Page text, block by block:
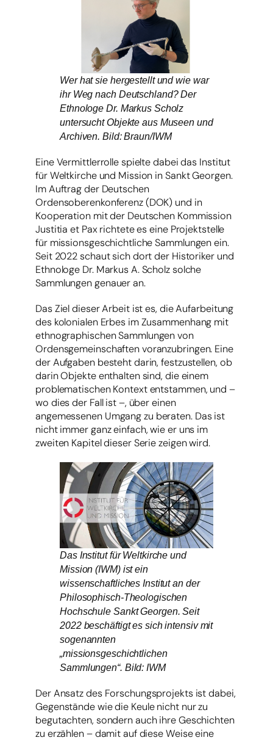
Wer hat sie hergestellt und wie war
ihr Weg nach Deutschland? Der
Ethnologe Dr. Markus Scholz
untersucht Objekte aus Museen und
Archiven. Bild: Braun/IWM
Eine Vermittlerrolle spielte dabei das Institut
für Weltkirche und Mission in Sankt Georgen.
Im Auftrag der Deutschen
Ordensoberenkonferenz (DOK) und in
Kooperation mit der Deutschen Kommission
Justitia et Pax richtete es eine Projektstelle
für missionsgeschichtliche Sammlungen ein.
Seit 2022 schaut sich dort der Historiker und
Ethnologe Dr. Markus A. Scholz solche
Sammlungen genauer an.
Das Ziel dieser Arbeit ist es, die Aufarbeitung
des kolonialen Erbes im Zusammenhang mit
ethnographischen Sammlungen von
Ordensgemeinschaften voranzubringen. Eine
der Aufgaben besteht darin, festzustellen, ob
darin Objekte enthalten sind, die einem
problematischen Kontext entstammen, und –
wo dies der Fall ist –, über einen
angemessenen Umgang zu beraten. Das ist
nicht immer ganz einfach, wie er uns im
zweiten Kapitel dieser Serie zeigen wird.
Das Institut für Weltkirche und
Mission (IWM) ist ein
wissenschaftliches Institut an der
Philosophisch-Theologischen
Hochschule Sankt Georgen. Seit
2022 beschäftigt es sich intensiv mit
sogenannten
„missionsgeschichtlichen
Sammlungen“. Bild: IWM
Der Ansatz des Forschungsprojekts ist dabei,
Gegenstände wie die Keule nicht nur zu
begutachten, sondern auch ihre Geschichten
zu erzählen – damit auf diese Weise eine